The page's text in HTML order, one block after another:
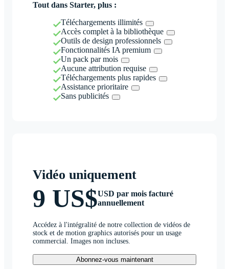
Tout dans Starter, plus :
Téléchargements illimités
Accès complet à la bibliothèque
Outils de design professionnels
Fonctionnalités IA premium
Un pack par mois
Aucune attribution requise
Téléchargements plus rapides
Assistance prioritaire
Sans publicités
Vidéo uniquement
9 US$USD par mois facturé
annuellement
Accédez à l'intégralité de notre collection de vidéos de
stock et de motion graphics autorisés pour un usage
commercial. Images non incluses.
Abonnez-vous maintenant